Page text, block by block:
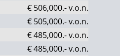
€ 506,000.-v.o.n.
€ 505,000.-v.o.n.
€ 485,000.-v.o.n.
€ 485,000.-v.o.n.